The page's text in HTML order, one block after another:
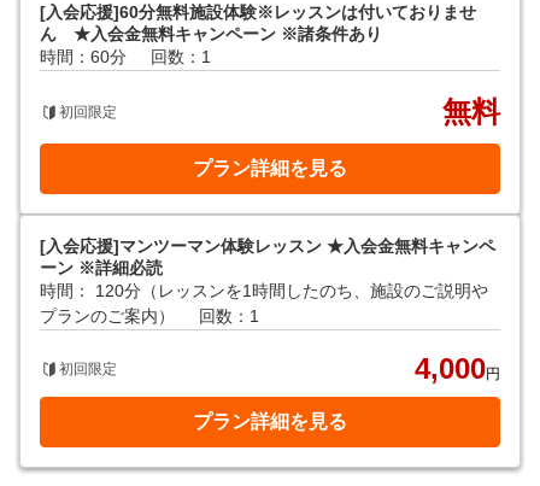
[入会応援]60分無料施設体験※レッスンは付いておりませ
ん ★入会金無料キャンペーン ※諸条件あり
時間：60分
回数：1
初回限定 無料
プラン詳細を見る
[入会応援]マンツーマン体験レッスン ★入会金無料キャンペ
ーン ※詳細必読
時間： 120分（レッスンを1時間したのち、施設のご説明や
プランのご案内）
回数：1
初回限定 4,000円
プラン詳細を見る